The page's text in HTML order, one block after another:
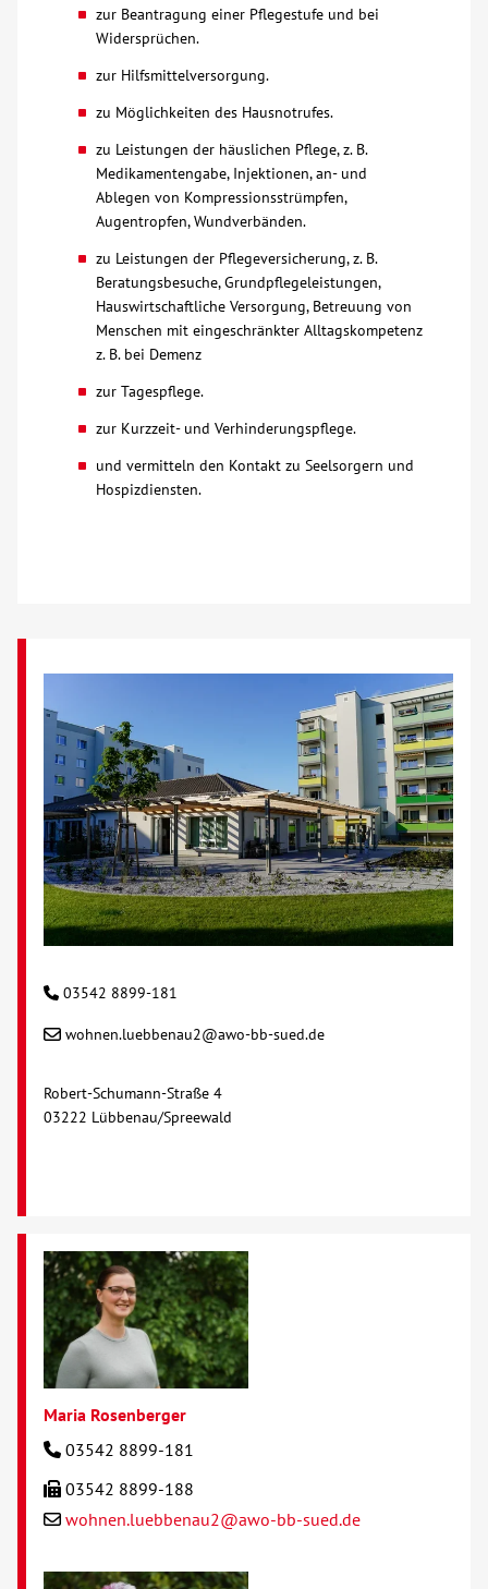
zur Beantragung einer Pflegestufe und bei
Widersprüchen.
zur Hilfsmittelversorgung.
zu Möglichkeiten des Hausnotrufes.
zu Leistungen der häuslichen Pflege, z. B.
Medikamentengabe, Injektionen, an- und
Ablegen von Kompressionsstrümpfen,
Augentropfen, Wundverbänden.
zu Leistungen der Pflegeversicherung, z. B.
Beratungsbesuche, Grundpflegeleistungen,
Hauswirtschaftliche Versorgung, Betreuung von
Menschen mit eingeschränkter Alltagskompetenz
z. B. bei Demenz
zur Tagespflege.
zur Kurzzeit- und Verhinderungspflege.
und vermitteln den Kontakt zu Seelsorgern und
Hospizdiensten.
03542 8899-181
wohnen.luebbenau2@awo-bb-sued.de
Robert-Schumann-Straße 4
03222 Lübbenau/Spreewald
Maria Rosenberger
03542 8899-181
03542 8899-188
wohnen.luebbenau2@awo-bb-sued.de